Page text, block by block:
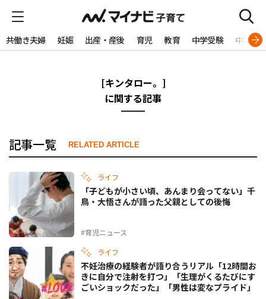
共働き夫婦 妊娠 出産・産後 育児 教育 中学受験 中学生
[キンタロー。]
に関する記事
記事一覧 RELATED ARTICLE
ライフ
#育児ニュース
「子どもが小さい頃、あんまり会ってない」千
鳥・大悟さんが語った父親としての後悔
ライフ
不妊治療の経験者が語り合うリアル「12時間お
きに自分で注射を打つ」「生理がくるたびにす
ごいショックだった」「男性は変なプライド」